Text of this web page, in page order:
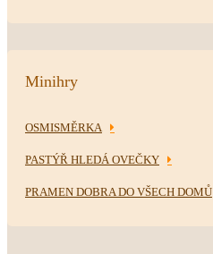
Minihry
OSMISMĚRKA
PASTÝŘ HLEDÁ OVEČKY
PRAMEN DOBRA DO VŠECH DOMŮ